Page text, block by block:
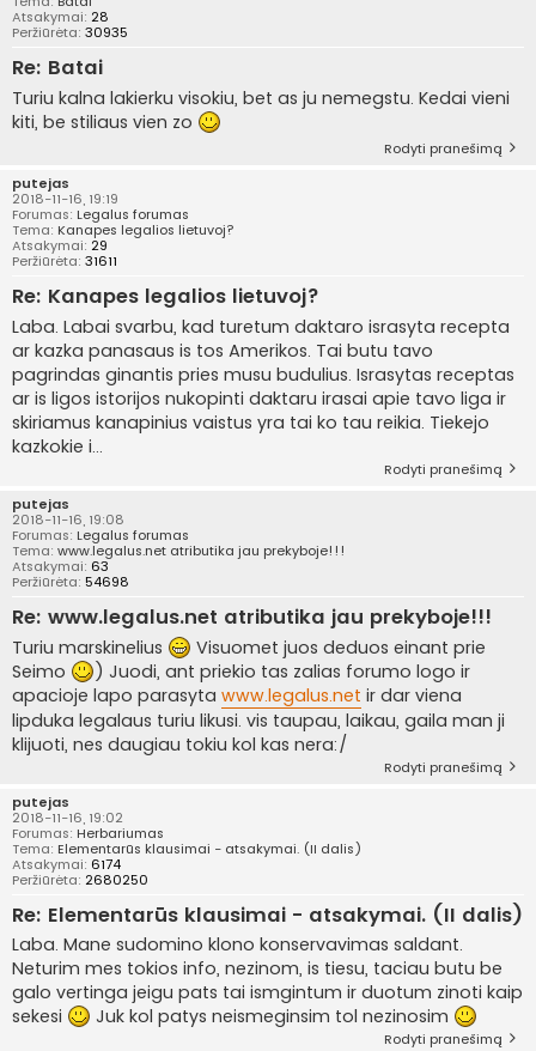
Atsakymai: 28
Peržiūrėta: 30935
Re: Batai
Turiu kalna lakierku visokiu, bet as ju nemegstu. Kedai vieni
kiti, be stiliaus vien zo
Rodyti pranešimą
putejas
2018-11-16, 19:19
Forumas: Legalus forumas
Tema: Kanapes legalios lietuvoj?
Atsakymai: 29
Peržiūrėta: 31611
Re: Kanapes legalios lietuvoj?
Laba. Labai svarbu, kad turetum daktaro israsyta recepta
ar kazka panasaus is tos Amerikos. Tai butu tavo
pagrindas ginantis pries musu budulius. Israsytas receptas
ar is ligos istorijos nukopinti daktaru irasai apie tavo liga ir
skiriamus kanapinius vaistus yra tai ko tau reikia. Tiekejo
kazkokie i...
Rodyti pranešimą
putejas
2018-11-16, 19:08
Forumas: Legalus forumas
Tema: www.legalus.net atributika jau prekyboje!!!
Atsakymai: 63
Peržiūrėta: 54698
Re: www.legalus.net atributika jau prekyboje!!!
Turiu marskinelius
Visuomet juos deduos einant prie
Seimo
) Juodi, ant priekio tas zalias forumo logo ir
apacioje lapo parasyta www.legalus.net ir dar viena
lipduka legalaus turiu likusi. vis taupau, laikau, gaila man ji
klijuoti, nes daugiau tokiu kol kas nera:/
Rodyti pranešimą
putejas
2018-11-16, 19:02
Forumas: Herbariumas
Tema: Elementarūs klausimai - atsakymai. (II dalis)
Atsakymai: 6174
Peržiūrėta: 2680250
Re: Elementarūs klausimai - atsakymai. (II dalis)
Laba. Mane sudomino klono konservavimas saldant.
Neturim mes tokios info, nezinom, is tiesu, taciau butu be
galo vertinga jeigu pats tai ismgintum ir duotum zinoti kaip
sekesi
Juk kol patys neismeginsim tol nezinosim
Rodyti pranešimą